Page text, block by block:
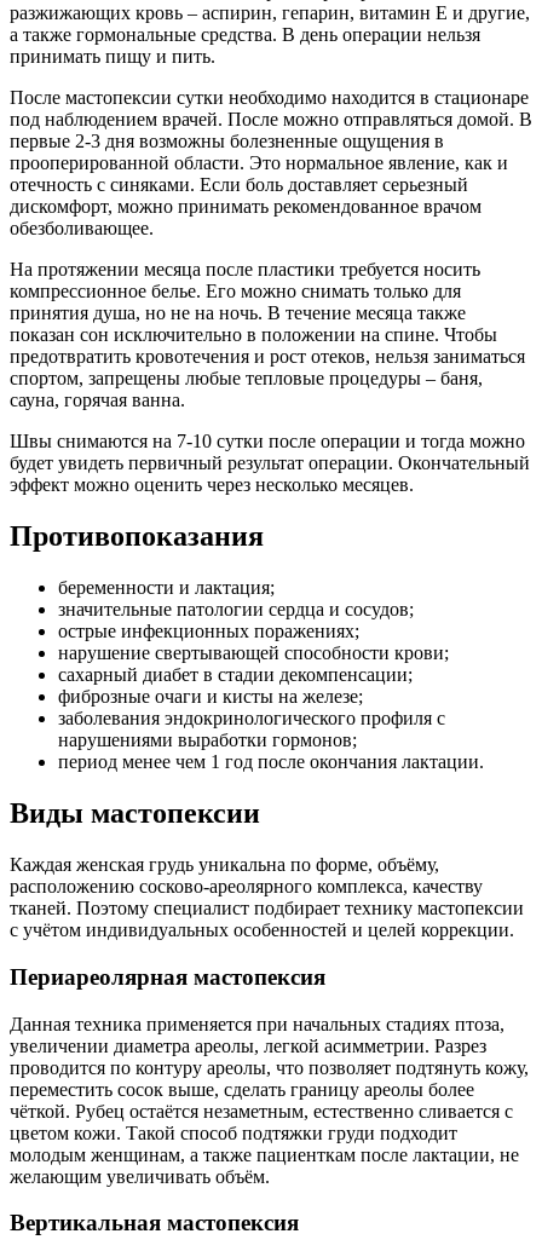
разжижающих кровь – аспирин, гепарин, витамин E и другие,
а также гормональные средства. В день операции нельзя
принимать пищу и пить.
После мастопексии сутки необходимо находится в стационаре
под наблюдением врачей. После можно отправляться домой. В
первые 2-3 дня возможны болезненные ощущения в
прооперированной области. Это нормальное явление, как и
отечность с синяками. Если боль доставляет серьезный
дискомфорт, можно принимать рекомендованное врачом
обезболивающее.
На протяжении месяца после пластики требуется носить
компрессионное белье. Его можно снимать только для
принятия душа, но не на ночь. В течение месяца также
показан сон исключительно в положении на спине. Чтобы
предотвратить кровотечения и рост отеков, нельзя заниматься
спортом, запрещены любые тепловые процедуры – баня,
сауна, горячая ванна.
Швы снимаются на 7-10 сутки после операции и тогда можно
будет увидеть первичный результат операции. Окончательный
эффект можно оценить через несколько месяцев.
Противопоказания
беременности и лактация;
значительные патологии сердца и сосудов;
острые инфекционных поражениях;
нарушение свертывающей способности крови;
сахарный диабет в стадии декомпенсации;
фиброзные очаги и кисты на железе;
заболевания эндокринологического профиля с
нарушениями выработки гормонов;
период менее чем 1 год после окончания лактации.
Виды мастопексии
Каждая женская грудь уникальна по форме, объёму,
расположению сосково-ареолярного комплекса, качеству
тканей. Поэтому специалист подбирает технику мастопексии
с учётом индивидуальных особенностей и целей коррекции.
Периареолярная мастопексия
Данная техника применяется при начальных стадиях птоза,
увеличении диаметра ареолы, легкой асимметрии. Разрез
проводится по контуру ареолы, что позволяет подтянуть кожу,
переместить сосок выше, сделать границу ареолы более
чёткой. Рубец остаётся незаметным, естественно сливается с
цветом кожи. Такой способ подтяжки груди подходит
молодым женщинам, а также пациенткам после лактации, не
желающим увеличивать объём.
Вертикальная мастопексия